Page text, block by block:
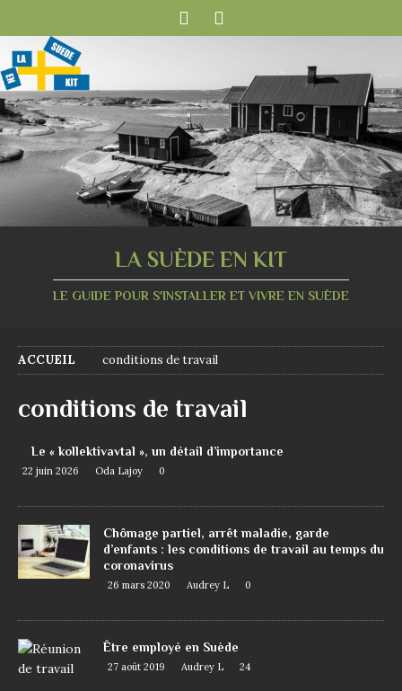
LA SUÈDE EN KIT
LE GUIDE POUR S'INSTALLER ET VIVRE EN SUÈDE
ACCUEIL conditions de travail
conditions de travail
Le « kollektivavtal », un détail d’importance
22 juin 2026 Oda Lajoy 0
Chômage partiel, arrêt maladie, garde
d’enfants : les conditions de travail au temps du
coronavirus
26 mars 2020 Audrey L 0
Être employé en Suède
27 août 2019 Audrey L 24